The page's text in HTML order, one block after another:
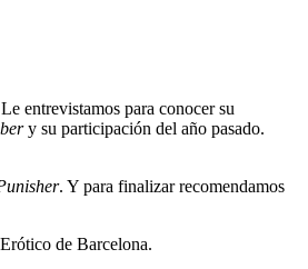
entrevistamos para conocer su
y su participación del año pasado.
. Y para finalizar recomendamos
de Barcelona.